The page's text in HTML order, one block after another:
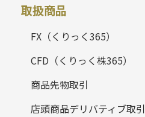
取扱商品
FX（くりっく365）
CFD（くりっく株365）
商品先物取引
店頭商品デリバティブ取引